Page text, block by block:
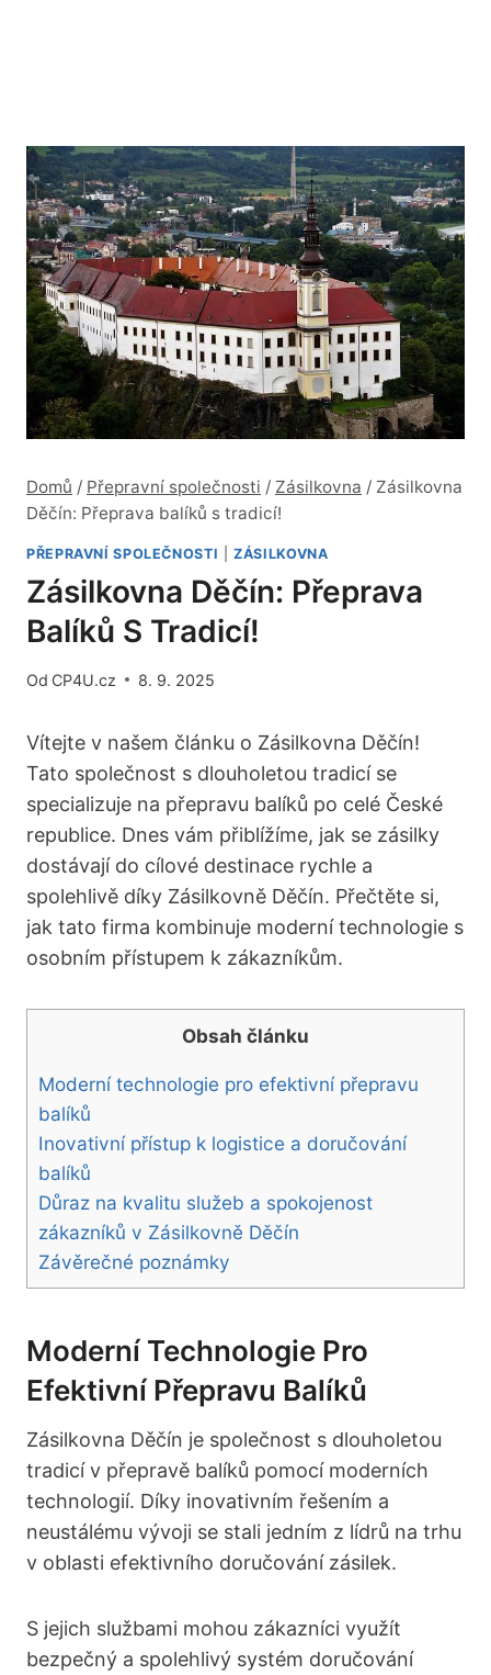
Domů / Přepravní společnosti / Zásilkovna / Zásilkovna
Děčín: Přeprava balíků s tradicí!
PŘEPRAVNÍ SPOLEČNOSTI |ZÁSILKOVNA
Zásilkovna Děčín: Přeprava
Balíků S Tradicí!
Od CP4U.cz 8. 9. 2025
Vítejte v našem článku o Zásilkovna Děčín!
Tato společnost s dlouholetou tradicí se
specializuje na přepravu balíků po celé České
republice. Dnes vám přiblížíme, jak se zásilky
dostávají do cílové destinace rychle a
spolehlivě díky Zásilkovně Děčín. Přečtěte si,
jak tato firma kombinuje moderní technologie s
osobním přístupem k zákazníkům.
Obsah článku
Moderní technologie pro efektivní přepravu
balíků
Inovativní přístup k logistice a doručování
balíků
Důraz na kvalitu služeb a spokojenost
zákazníků v Zásilkovně Děčín
Závěrečné poznámky
Moderní Technologie Pro
Efektivní Přepravu Balíků
Zásilkovna Děčín je společnost s dlouholetou
tradicí v přepravě balíků pomocí moderních
technologií. Díky inovativním řešením a
neustálému vývoji se stali jedním z lídrů na trhu
v oblasti efektivního doručování zásilek.
S jejich službami mohou zákazníci využít
bezpečný a spolehlivý systém doručování